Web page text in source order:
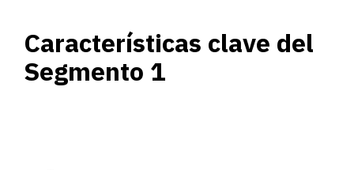
Características clave del
Segmento 1